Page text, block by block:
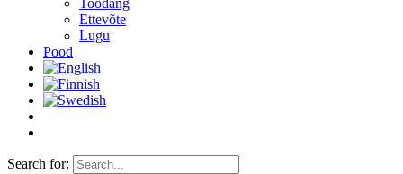
Toodang
Ettevõte
Lugu
Pood
Search for: